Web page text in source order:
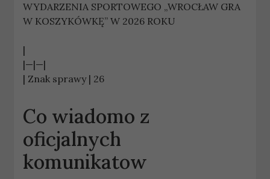
WYDARZENIA SPORTOWEGO „WROCŁAW GRA
W KOSZYKÓWKĘ” W 2026 ROKU
|
|—|—|
| Znak sprawy | 26
Co wiadomo z
oficjalnych
komunikatow